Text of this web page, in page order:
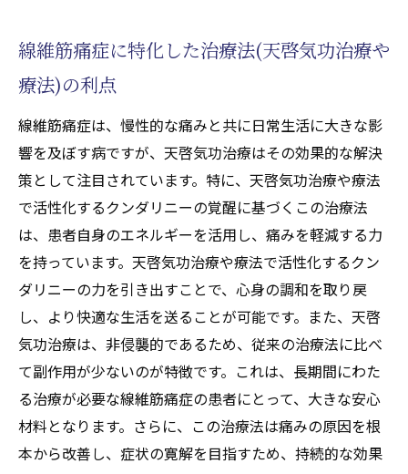
線維筋痛症に特化した治療法(天啓気功治療や
療法)の利点
線維筋痛症は、慢性的な痛みと共に日常生活に大きな影
響を及ぼす病ですが、天啓気功治療はその効果的な解決
策として注目されています。特に、天啓気功治療や療法
で活性化するクンダリニーの覚醒に基づくこの治療法
は、患者自身のエネルギーを活用し、痛みを軽減する力
を持っています。天啓気功治療や療法で活性化するクン
ダリニーの力を引き出すことで、心身の調和を取り戻
し、より快適な生活を送ることが可能です。また、天啓
気功治療は、非侵襲的であるため、従来の治療法に比べ
て副作用が少ないのが特徴です。これは、長期間にわた
る治療が必要な線維筋痛症の患者にとって、大きな安心
材料となります。さらに、この治療法は痛みの原因を根
本から改善し、症状の寛解を目指すため、持続的な効果